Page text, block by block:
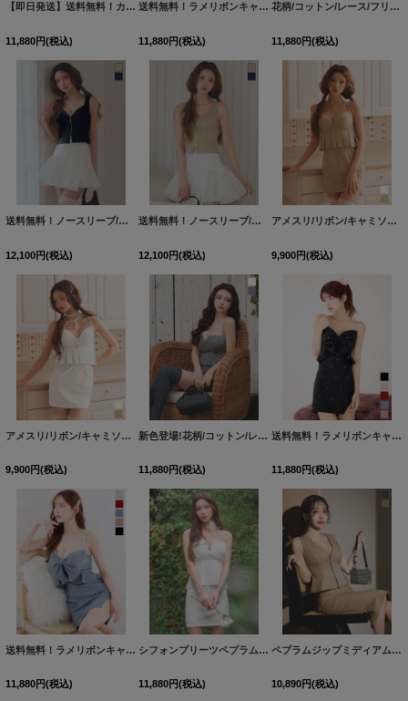
【即日発送】送料無料！カットアウト/キャミソール/小花柄/フリル/リボン/ペプラム/タイト/ミニドレス/キャバドレス【XS-Mサイズ/2カラー】[OF03]【YN】dzwuSK
11,880円(税込)
送料無料！ラメリボンキャミソールドレス/ノースリーブ/ビジュー/谷間見せ/背中見せ/ミニドレス/キャバドレス【XS-XLサイズ/5カラー】[OF03]【一部予約商品/9月上旬発送予定】
11,880円(税込)
花柄/コットン/レース/フリル/フロントジップ/キャミソール/ペプラム/Aライン/ミニドレス/キャバドレス【S-Mサイズ/2カラー】[OF03] 【YN】dzwvBF
11,880円(税込)
送料無料！ノースリーブ/ジップアップ/セットアップ/フレアミニドレス/キャバドレス【S-Mサイズ/2カラー】[OF04]【SB】dzquSK
12,100円(税込)
送料無料！ノースリーブ/ジップアップ/セットアップ/フレアミニドレス/キャバドレス【S-Mサイズ/2カラー】[OF04]【SB】dzquSK
12,100円(税込)
アメスリ/リボン/キャミソール/タイト/無地/スーツ生地/ペプラム/プリーツ/ミニドレス/キャバドレス【S-Mサイズ/2カラー】[OF03] 【YN】dzmvAG
9,900円(税込)
アメスリ/リボン/キャミソール/タイト/無地/スーツ生地/ペプラム/プリーツ/ミニドレス/キャバドレス【S-Mサイズ/2カラー】[OF03] 【YN】dzmvAG
9,900円(税込)
新色登場!花柄/コットン/レース/フリル/フロントジップ/キャミソール/ペプラム/Aライン/ミニドレス/キャバドレス【S-Mサイズ/2カラー】[OF03] 【YN】dzwvBF
11,880円(税込)
送料無料！ラメリボンキャミソールドレス/ノースリーブ/ビジュー/谷間見せ/背中見せ/ミニドレス/キャバドレス【XS-XLサイズ/5カラー】[OF03]【一部予約商品/9月上旬発送予定】
11,880円(税込)
送料無料！ラメリボンキャミソールドレス/ノースリーブ/ビジュー/谷間見せ/背中見せ/ミニドレス/キャバドレス【XS-XLサイズ/5カラー】[OF03]【一部予約商品/9月上旬発送予定】
11,880円(税込)
シフォンプリーツペプラムタイトセットアップドレス/キャバドレス【XS-Mサイズ/1カラー】[OF03]【YN】dzwvBF
11,880円(税込)
ペプラムジップミディアムタイトセットアップドレス/キャバドレス【S-Lサイズ/2カラー】[OF03]【IM】dzqozFV
10,890円(税込)